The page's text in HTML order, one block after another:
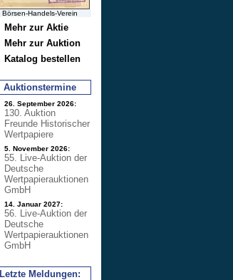
Börsen-Handels-Verein
Mehr zur Aktie
Mehr zur Auktion
Katalog bestellen
Auktionstermine
26. September 2026:
130. Auktion
Freunde Historischer
Wertpapiere
5. November 2026:
55. Live-Auktion der
Deutsche
Wertpapierauktionen
GmbH
14. Januar 2027:
56. Live-Auktion der
Deutsche
Wertpapierauktionen
GmbH
Letzte Meldungen: